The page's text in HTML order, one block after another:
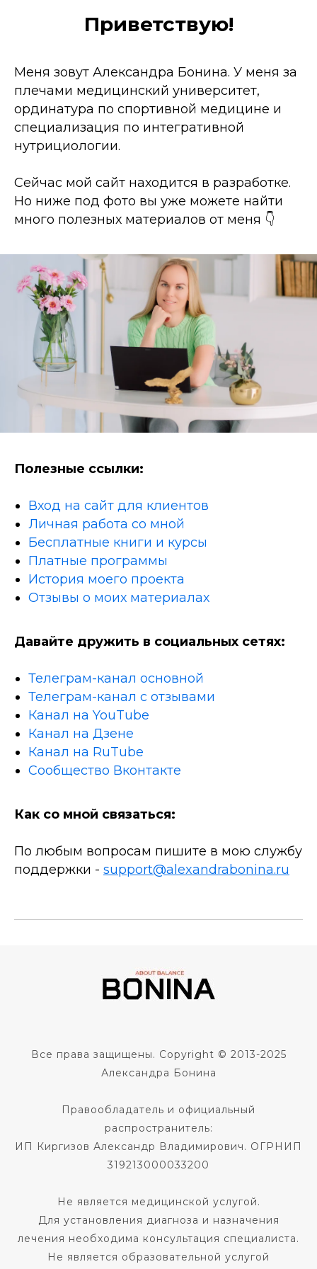
Приветствую!
Меня зовут Александра Бонина. У меня за
плечами медицинский университет,
ординатура по спортивной медицине и
специализация по интегративной
нутрициологии.
Сейчас мой сайт находится в разработке.
Но ниже под фото вы уже можете найти
много полезных материалов от меня 👇
Полезные ссылки:
Вход на сайт для клиентов
Личная работа со мной
Бесплатные книги и курсы
Платные программы
История моего проекта
Отзывы о моих материалах
Давайте дружить в социальных сетях:
Телеграм-канал основной
Телеграм-канал с отзывами
Канал на YouTube
Канал на Дзене
Канал на RuTube
Сообщество Вконтакте
Как со мной связаться:
По любым вопросам пишите в мою службу
поддержки - support@alexandrabonina.ru
Все права защищены. Copyright © 2013-2025
Александра Бонина
Правообладатель и официальный
распространитель:
ИП Киргизов Александр Владимирович. ОГРНИП
319213000033200
Не является медицинской услугой.
Для установления диагноза и назначения
лечения необходима консультация специалиста.
Не является образовательной услугой